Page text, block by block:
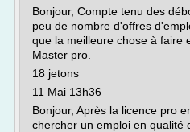
Bonjour, Compte tenu des
peu de nombre d'offres
que la meilleure chose à faire
Master pro.
18 jetons
11 Mai 13h36
Bonjour, Après la licence pro
chercher un emploi en qualité